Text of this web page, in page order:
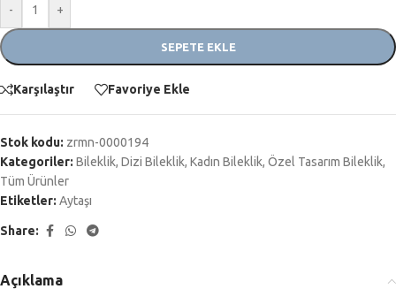
- +
SEPETE EKLE
Karşılaştır Favoriye Ekle
Stok kodu: zrmn-0000194
Kategoriler: Bileklik, Dizi Bileklik, Kadın Bileklik, Özel Tasarım Bileklik,
Tüm Ürünler
Etiketler: Aytaşı
Share:
Açıklama